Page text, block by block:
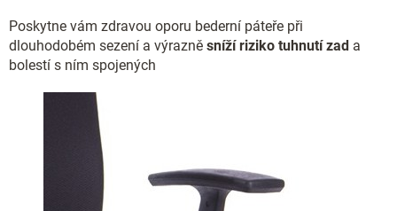
Poskytne vám zdravou oporu bederní páteře při
dlouhodobém sezení a výrazně sníží riziko tuhnutí zad a
bolestí s ním spojených